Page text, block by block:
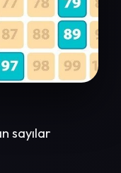
sayılar